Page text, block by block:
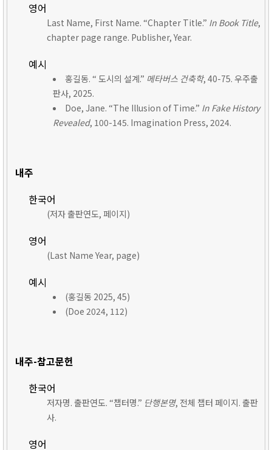
영어
Last Name, First Name. “Chapter Title.” In Book Title,
chapter page range. Publisher, Year.
예시
홍길동. “ 도시의 설계.” 메타버스 건축학, 40-75. 우주출
판사, 2025.
Doe, Jane. “The Illusion of Time.” In Fake History
Revealed, 100-145. Imagination Press, 2024.
내주
한국어
(저자 출판연도, 페이지)
영어
(Last Name Year, page)
예시
(홍길동 2025, 45)
(Doe 2024, 112)
내주-참고문헌
한국어
저자명. 출판연도. “챕터명.” 단행본명, 전체 챕터 페이지. 출판
사.
영어